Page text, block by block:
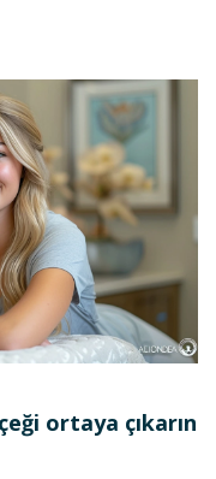
ortaya çıkarın